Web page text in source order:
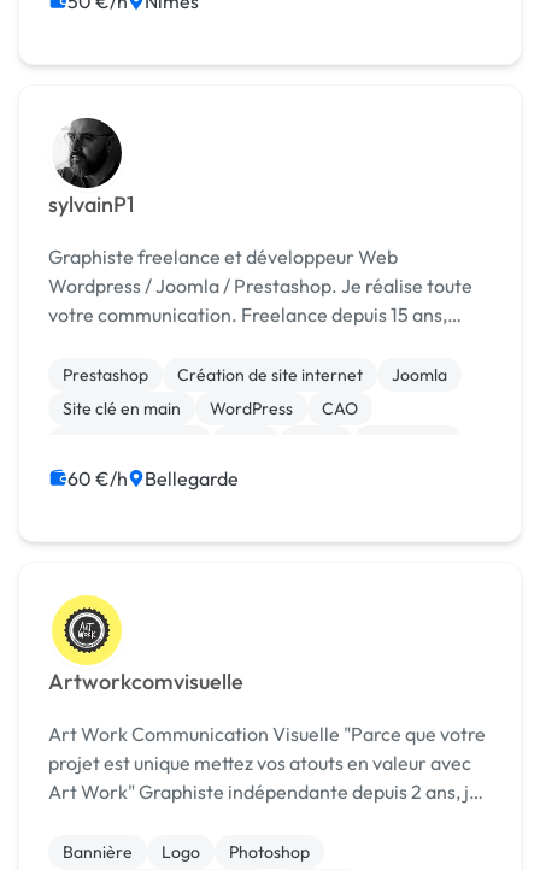
sylvainP1
Graphiste freelance et développeur Web
Wordpress / Joomla / Prestashop. Je réalise toute
votre communication. Freelance depuis 15 ans,
formateur PAO et Web design et monteur motion
Design. Je vous ...
Prestashop Création de site internet
Joomla
Site clé en main
WordPress
CAO
60 €/h Bellegarde
Artworkcomvisuelle
Art Work Communication Visuelle "Parce que votre
projet est unique mettez vos atouts en valeur avec
Art Work" Graphiste indépendante depuis 2 ans, je
et prend soin de satisfaire mes clie...
Bannière Logo
Photoshop